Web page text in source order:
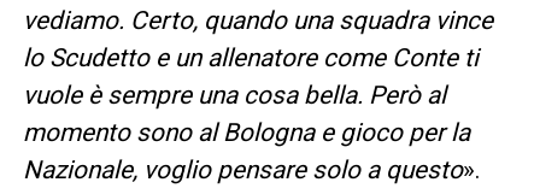
vediamo. Certo, quando una squadra vince
lo Scudetto e un allenatore come Conte ti
vuole è sempre una cosa bella. Però al
momento sono al Bologna e gioco per la
Nazionale, voglio pensare solo a questo».